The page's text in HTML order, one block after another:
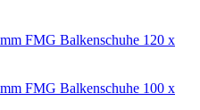
FMG Balkenschuhe 120 x
FMG Balkenschuhe 100 x